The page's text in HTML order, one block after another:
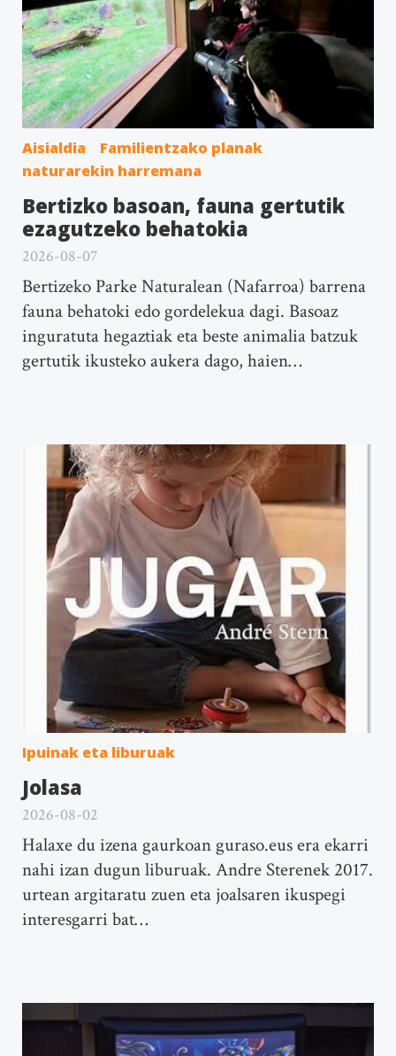
Aisialdia
Familientzako planak
naturarekin harremana
Bertizko basoan, fauna gertutik
ezagutzeko behatokia
2026-08-07
Bertizeko Parke Naturalean (Nafarroa) barrena
fauna behatoki edo gordelekua dagi. Basoaz
inguratuta hegaztiak eta beste animalia batzuk
gertutik ikusteko aukera dago, haien…
Ipuinak eta liburuak
Jolasa
2026-08-02
Halaxe du izena gaurkoan guraso.eus era ekarri
nahi izan dugun liburuak. Andre Sterenek 2017.
urtean argitaratu zuen eta joalsaren ikuspegi
interesgarri bat…